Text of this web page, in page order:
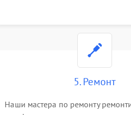
5. Ремонт
Наши мастера по ремонту